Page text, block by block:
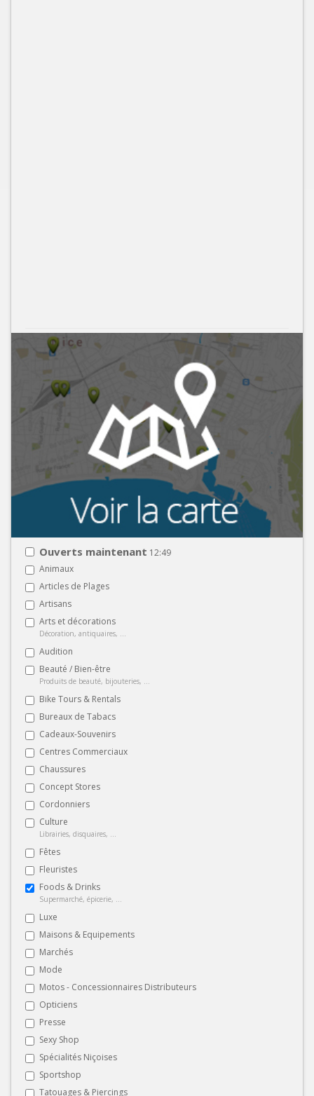
Ouverts maintenant 12:49
Animaux
Articles de Plages
Artisans
Arts et décorations
Décoration, antiquaires, ...
Audition
Beauté / Bien-être
Produits de beauté, bijouteries, ...
Bike Tours & Rentals
Bureaux de Tabacs
Cadeaux-Souvenirs
Centres Commerciaux
Chaussures
Concept Stores
Cordonniers
Culture
Librairies, disquaires, ...
Fêtes
Fleuristes
Foods & Drinks
Supermarché, épicerie, ...
Luxe
Maisons & Equipements
Marchés
Mode
Motos - Concessionnaires Distributeurs
Opticiens
Presse
Sexy Shop
Spécialités Niçoises
Sportshop
Tatouages & Piercings